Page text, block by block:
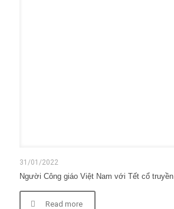
31/01/2022
Người Công giáo Việt Nam với Tết cổ truyền
Read more